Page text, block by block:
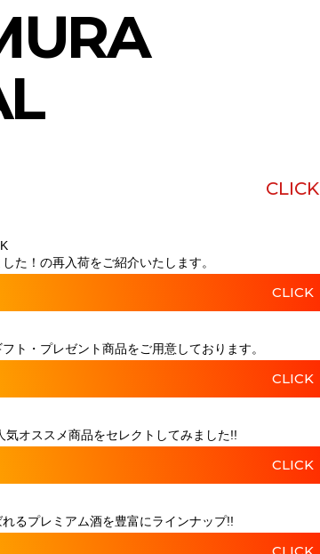
CLICK
た！の再入荷をご紹介いたします。
CLICK
ト・プレゼント商品をご用意しております。
CLICK
オススメ商品をセレクトしてみました!!
CLICK
るプレミアム酒を豊富にラインナップ!!